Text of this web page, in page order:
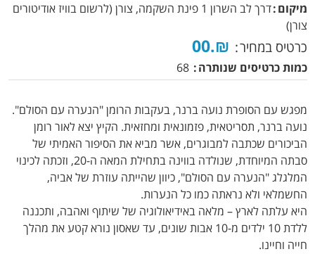
מיקום
דרך לב השרון 1 פינת השקמה, צורן (לרשום בוויז אודיטורים
צורן)
כרטיס במחיר ₪.00
כמות כרטיסים שנותרה 68
מפגש עם הסופרת נועה ברנר, בעקבות הרומן "הנערה עם הסולם".
נועה ברנר, תסריטאית, פזמונאית ומחזאית. הקיץ יצא לאור רומן
הביכורים שכתבה למבוגרים, אשר מביא את הסיפור האמיתי של
סבתה המיוחדת, שנולדה בווינה בתחילת המאה ה-20, וזכתה לכינוי
המלגלג "הנערה עם הסולם", כיוון שהייתה עוזרת של אביה,
החשמלאי ולא נראתה כמו כל הנערות.
היא עלתה לארץ – מלאה באידיאולוגיה של שיתוף ואהבה, ותכננה
ללדת 10 ילדים מ-10 אבות שונים, עד שאסון נורא קטע את מהלך
חייה וחיינו.